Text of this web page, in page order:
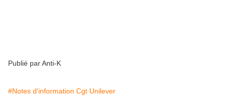
Publié par Anti-K
#Notes d'information Cgt Unilever